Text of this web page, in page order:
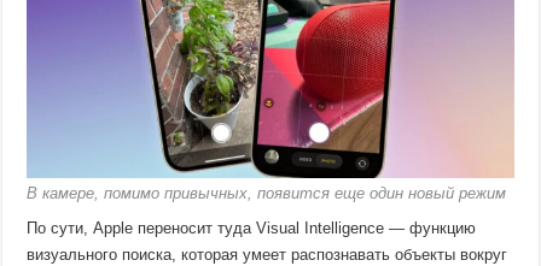
В камере, помимо привычных, появится еще один новый режим
По сути, Apple переносит туда Visual Intelligence — функцию
визуального поиска, которая умеет распознавать объекты вокруг